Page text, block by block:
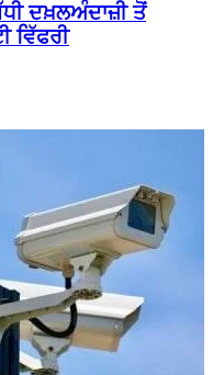
ਦਖ਼ਲਅੰਦਾਜ਼ੀ ਤੋਂ
ਵਿੱਫਰੀ